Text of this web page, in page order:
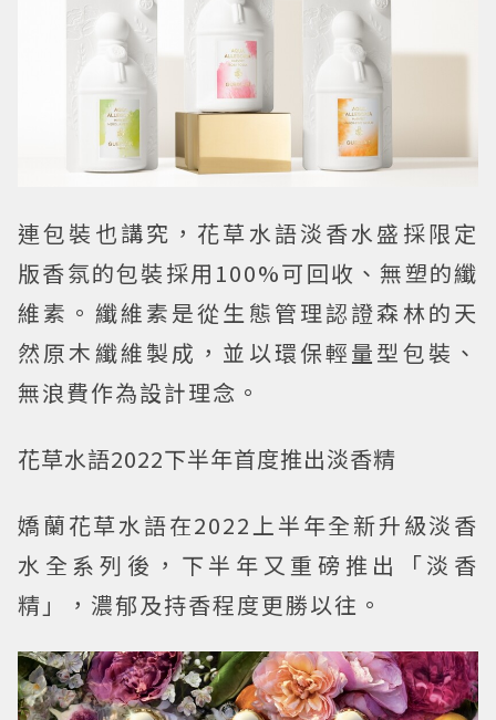
連包裝也講究，花草水語淡香水盛採限定
版香氛的包裝採用100%可回收、無塑的纖
維素。纖維素是從生態管理認證森林的天
然原木纖維製成，並以環保輕量型包裝、
無浪費作為設計理念。
花草水語2022下半年首度推出淡香精
嬌蘭花草水語在2022上半年全新升級淡香
水全系列後，下半年又重磅推出「淡香
精」，濃郁及持香程度更勝以往。